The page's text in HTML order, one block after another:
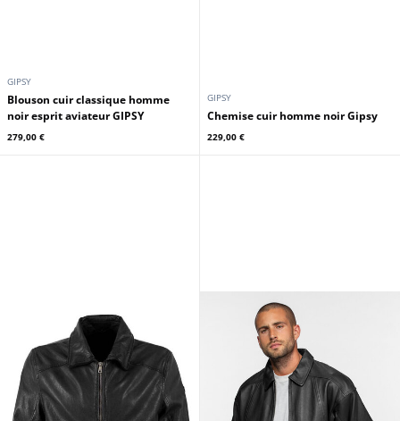
GIPSY
Blouson cuir classique homme
noir esprit aviateur GIPSY
279,00 €
GIPSY
Chemise cuir homme noir Gipsy
229,00 €